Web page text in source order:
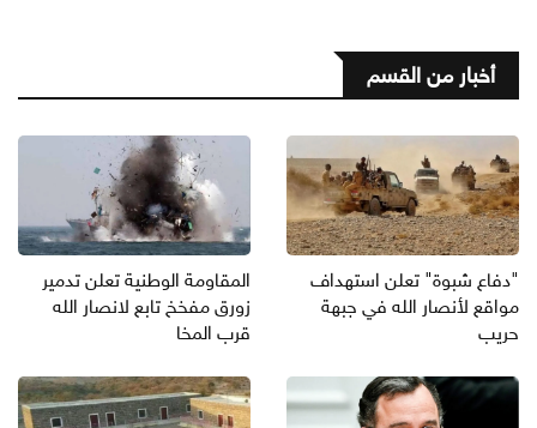
أخبار من القسم
"دفاع شبوة" تعلن استهداف
مواقع لأنصار الله في جبهة
حريب
المقاومة الوطنية تعلن تدمير
زورق مفخخ تابع لانصار الله
قرب المخا